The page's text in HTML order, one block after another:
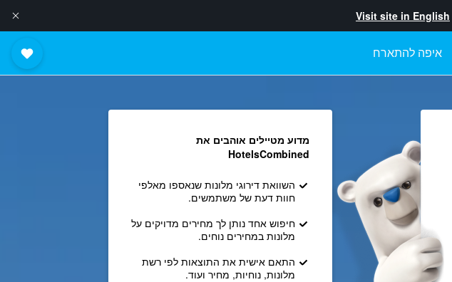
Visit site in English
איפה להתארח
מדוע מטיילים אוהבים את
HotelsCombined
השוואת דירוגי מלונות שנאספו מאלפי
חוות דעת של משתמשים.
חיפוש אחד נותן לך מחירים מדויקים על
מלונות במחירים נוחים.
התאם אישית את התוצאות לפי רשת
מלונות, נוחיות, מחיר ועוד.